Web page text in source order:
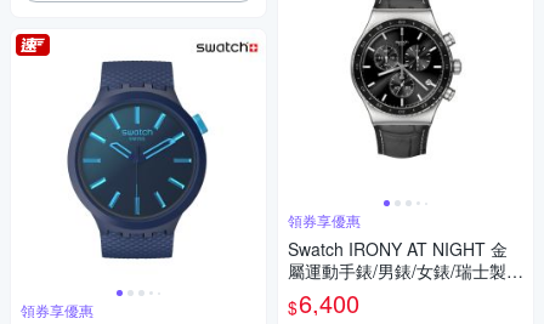
領券享優惠
領券享優惠
Swatch IRONY AT NIGHT 金
屬運動手錶/男錶/女錶/瑞士製造
YVS495 (43mm)
$6,400